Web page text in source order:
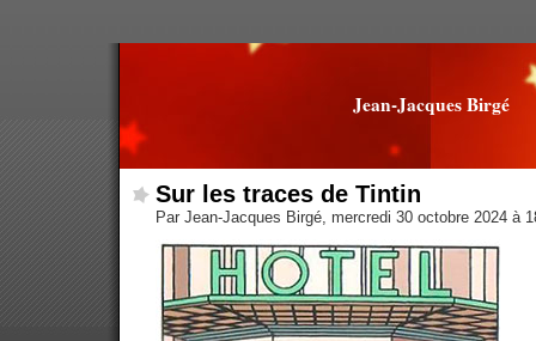
Jean-Jacques Birgé
Sur les traces de Tintin
Par Jean-Jacques Birgé, mercredi 30 octobre 2024 à